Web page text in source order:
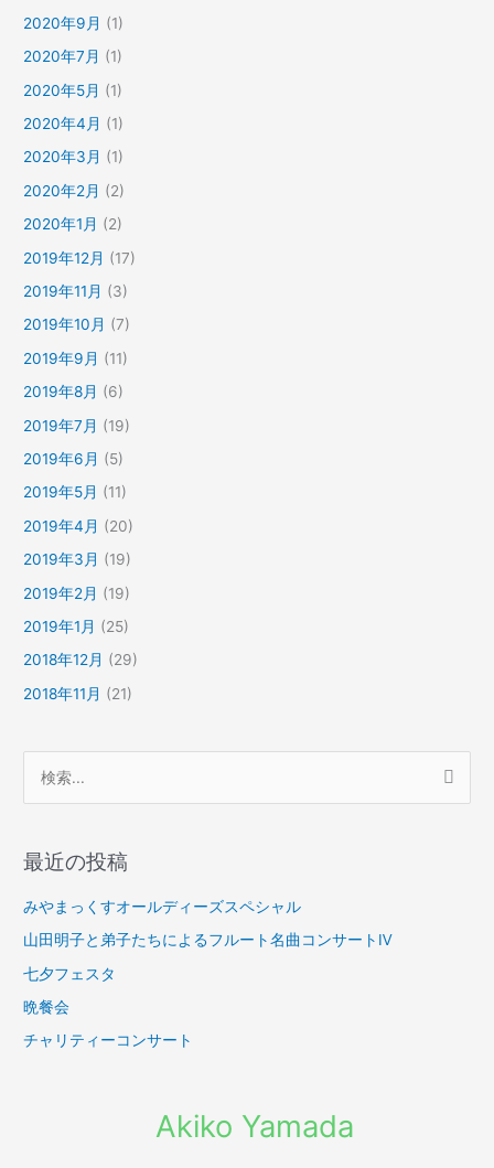
2020年9月 (1)
2020年7月 (1)
2020年5月 (1)
2020年4月 (1)
2020年3月 (1)
2020年2月 (2)
2020年1月 (2)
2019年12月 (17)
2019年11月 (3)
2019年10月 (7)
2019年9月 (11)
2019年8月 (6)
2019年7月 (19)
2019年6月 (5)
2019年5月 (11)
2019年4月 (20)
2019年3月 (19)
2019年2月 (19)
2019年1月 (25)
2018年12月 (29)
2018年11月 (21)
象
:
最近の投稿
みやまっくすオールディーズスペシャル
山田明子と弟子たちによるフルート名曲コンサートⅣ
七夕フェスタ
晩餐会
チャリティーコンサート
Akiko Yamada